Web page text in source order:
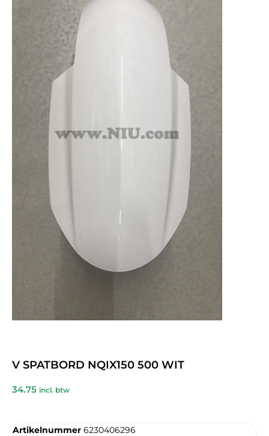
V SPATBORD NQIX150 500 WIT
34.75 incl. btw
Artikelnummer 6230406296